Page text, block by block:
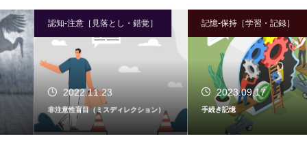
認知-注意［見落とし・錯覚］
2022.11.23
非注意性盲目（ミスディレクション）
記憶-保持［学習・記録］
2023.09.17
手続き記憶